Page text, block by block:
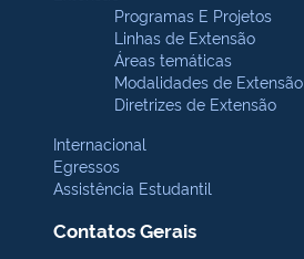
Programas E Projetos
Linhas de Extensão
Áreas temáticas
Modalidades de Extensão
Diretrizes de Extensão
Internacional
Egressos
Assistência Estudantil
Contatos Gerais